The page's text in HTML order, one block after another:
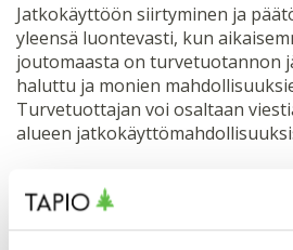
Jatkokäyttöön siirtyminen ja
yleensä luontevasti, kun
joutomaasta on turvetuotannon
haluttu ja monien
Turvetuottajan voi osaltaan
alueen
Turvetuotantoalueella voi olla
näillä ehkä erilaisia näkemyksiä
maankäytöstä. Turvetuotannon